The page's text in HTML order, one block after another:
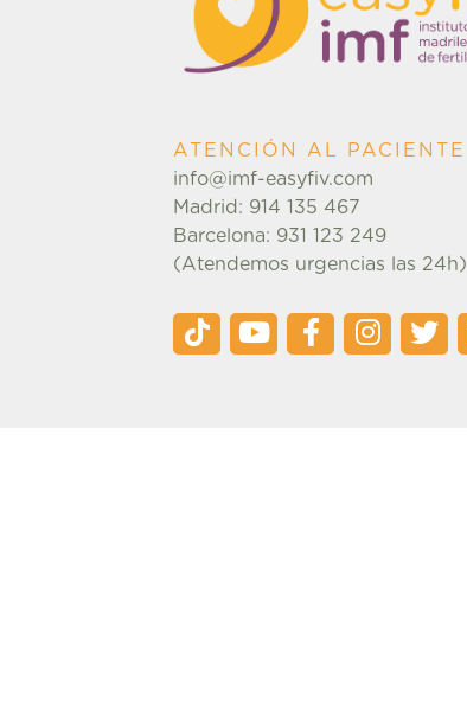
ATENCIÓN AL PACIENTE
info@imf-easyfiv.com
Madrid: 914 135 467
Barcelona: 931 123 249
(Atendemos urgencias las 24h)